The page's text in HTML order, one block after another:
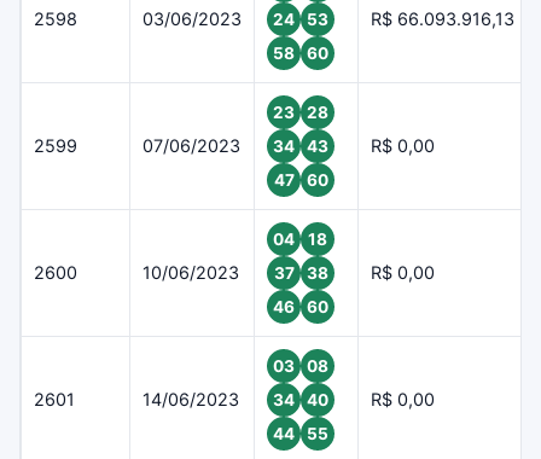
2598 03/06/2023
24
53
58
60
R$ 66.093.916,13
2599 07/06/2023
23
28
34
43
47
60
R$ 0,00
2600 10/06/2023
04
18
37
38
46
60
R$ 0,00
2601 14/06/2023
03
08
34
40
44
55
R$ 0,00